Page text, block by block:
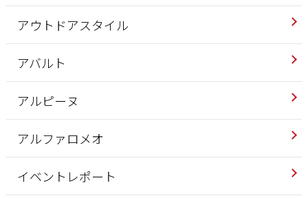
アウトドアスタイル
アバルト
アルピーヌ
アルファロメオ
イベントレポート